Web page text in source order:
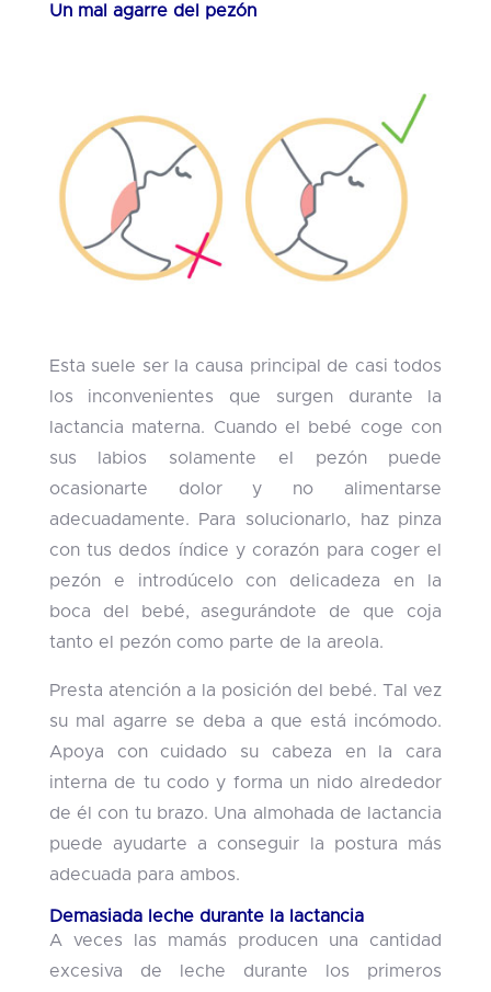
Un mal agarre del pezón
Esta suele ser la causa principal de casi todos
los inconvenientes que surgen durante la
lactancia materna. Cuando el bebé coge con
sus labios solamente el pezón puede
ocasionarte dolor y no alimentarse
adecuadamente. Para solucionarlo, haz pinza
con tus dedos índice y corazón para coger el
pezón e introdúcelo con delicadeza en la
boca del bebé, asegurándote de que coja
tanto el pezón como parte de la areola.
Presta atención a la posición del bebé. Tal vez
su mal agarre se deba a que está incómodo.
Apoya con cuidado su cabeza en la cara
interna de tu codo y forma un nido alrededor
de él con tu brazo. Una almohada de lactancia
puede ayudarte a conseguir la postura más
adecuada para ambos.
Demasiada leche durante la lactancia
A veces las mamás producen una cantidad
excesiva de leche durante los primeros